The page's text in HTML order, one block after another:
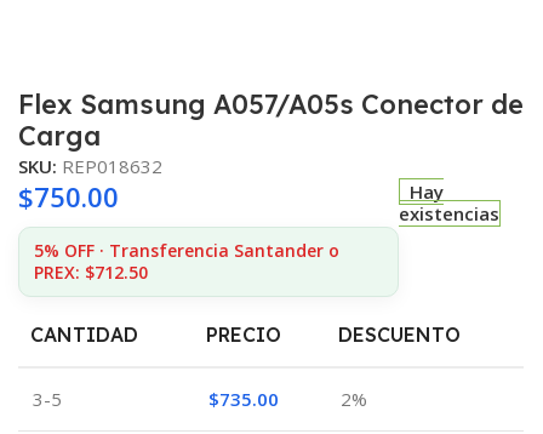
Flex Samsung A057/A05s Conector de
Carga
SKU: REP018632
$750.00
5% OFF · Transferencia Santander o
PREX: $712.50
Hay
existencias
CANTIDAD PRECIO DESCUENTO
3-5 $735.00 2%